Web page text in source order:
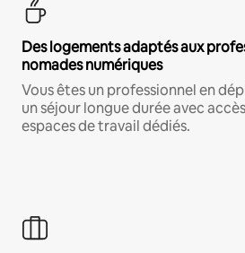
Des logements adaptés aux
nomades numériques
Vous êtes un professionnel en
un séjour longue durée avec
espaces de travail dédiés.